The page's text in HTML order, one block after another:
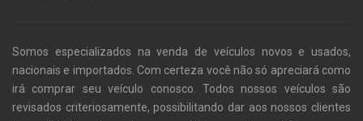
Somos especializados na venda de veículos novos e usados,
nacionais e importados. Com certeza você não só apreciará como
irá comprar seu veículo conosco. Todos nossos veículos são
revisados criteriosamente, possibilitando dar aos nossos clientes